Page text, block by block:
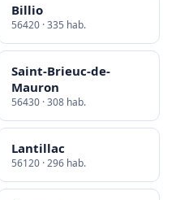
Billio
56420 · 335 hab.
Saint-Brieuc-de-
Mauron
56430 · 308 hab.
Lantillac
56120 · 296 hab.